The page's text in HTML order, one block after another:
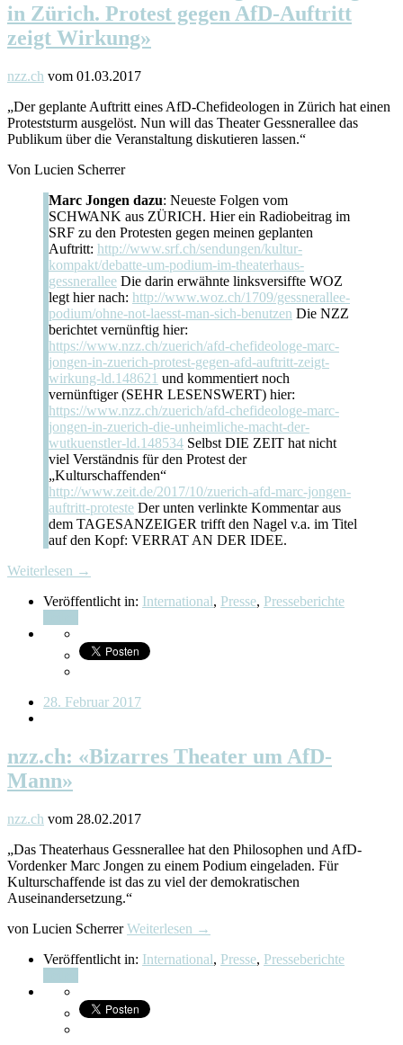
in Zürich. Protest gegen AfD-Auftritt
zeigt Wirkung»
nzz.ch vom 01.03.2017
„Der geplante Auftritt eines AfD-Chefideologen in Zürich hat einen
Proteststurm ausgelöst. Nun will das Theater Gessnerallee das
Publikum über die Veranstaltung diskutieren lassen.“
Von Lucien Scherrer
Marc Jongen dazu: Neueste Folgen vom
SCHWANK aus ZÜRICH. Hier ein Radiobeitrag im
SRF zu den Protesten gegen meinen geplanten
Auftritt: http://www.srf.ch/sendungen/kultur-
kompakt/debatte-um-podium-im-theaterhaus-
gessnerallee Die darin erwähnte linksversiffte WOZ
legt hier nach: http://www.woz.ch/1709/gessnerallee-
podium/ohne-not-laesst-man-sich-benutzen Die NZZ
berichtet vernünftig hier:
https://www.nzz.ch/zuerich/afd-chefideologe-marc-
jongen-in-zuerich-protest-gegen-afd-auftritt-zeigt-
wirkung-ld.148621 und kommentiert noch
vernünftiger (SEHR LESENSWERT) hier:
https://www.nzz.ch/zuerich/afd-chefideologe-marc-
jongen-in-zuerich-die-unheimliche-macht-der-
wutkuenstler-ld.148534 Selbst DIE ZEIT hat nicht
viel Verständnis für den Protest der
„Kulturschaffenden“
http://www.zeit.de/2017/10/zuerich-afd-marc-jongen-
auftritt-proteste Der unten verlinkte Kommentar aus
dem TAGESANZEIGER trifft den Nagel v.a. im Titel
auf den Kopf: VERRAT AN DER IDEE.
Weiterlesen →
Veröffentlicht in: International, Presse, Presseberichte
28. Februar 2017
nzz.ch: «Bizarres Theater um AfD-
Mann»
nzz.ch vom 28.02.2017
„Das Theaterhaus Gessnerallee hat den Philosophen und AfD-
Vordenker Marc Jongen zu einem Podium eingeladen. Für
Kulturschaffende ist das zu viel der demokratischen
Auseinandersetzung.“
von Lucien ScherrerWeiterlesen →
Veröffentlicht in: International, Presse, Presseberichte